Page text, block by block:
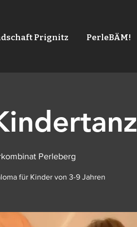
Prignitz PerleBÄM!
Perleberg
für Kinder von 3-9 Jahren